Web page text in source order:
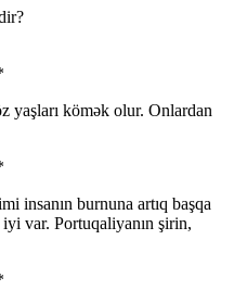
yaşları kömək olur. Onlardan
insanın burnuna artıq başqa
var. Portuqaliyanın şirin,